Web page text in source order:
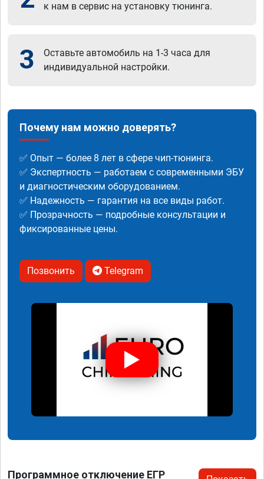
к нам в сервис на установку тюнинга.
3
Оставьте автомобиль на 1-3 часа для
индивидуальной настройки.
Почему нам можно доверять?
✅ Опыт — более 8 лет в сфере чип-тюнинга.
✅ Экспертность — работаем с современными ЭБУ
и диагностическим оборудованием.
✅ Надежность — гарантия на все виды работ.
✅ Прозрачность — подробные консультации и
фиксированные цены.
Позвонить Telegram
Программное отключение ЕГР